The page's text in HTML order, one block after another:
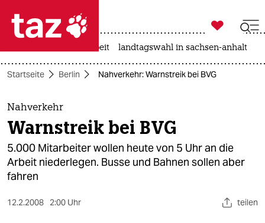
 taz zahl ich
taz zahl ich
themen
politik
öko

taz zahl ich
arbeit landtagswahl in sachsen-anhalt
Startseite Berlin Nahverkehr: Warnstreik bei BVG
Nahverkehr
Warnstreik bei BVG
5.000 Mitarbeiter wollen heute von 5 Uhr an die
Arbeit niederlegen. Busse und Bahnen sollen aber
fahren
12.2.2008 2:00 Uhr teilen